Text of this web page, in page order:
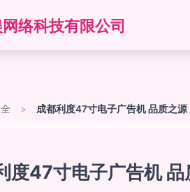
络科技有限公司
> 成都利度47寸电子广告机 品质之
度47寸电子广告机